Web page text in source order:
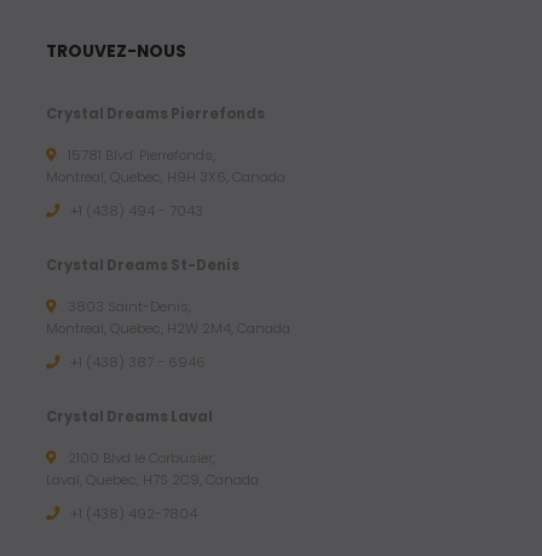
TROUVEZ-NOUS
Crystal Dreams Pierrefonds
15781 Blvd. Pierrefonds,
Montreal, Quebec, H9H 3X6, Canada
+1 (438) 494 - 7043
Crystal Dreams St-Denis
3803 Saint-Denis,
Montreal, Quebec, H2W 2M4, Canada
+1 (438) 387 - 6946
Crystal Dreams Laval
2100 Blvd le Corbusier,
Laval, Quebec, H7S 2C9, Canada
+1 ‪(438) 492-7804‬